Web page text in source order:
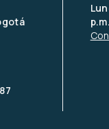
p.m.